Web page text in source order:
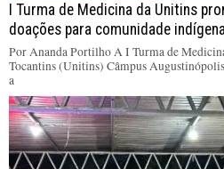
I Turma de Medicina da Unitins
doações para comunidade
Por Ananda Portilho A I Turma de
Tocantins (Unitins) Câmpus
a